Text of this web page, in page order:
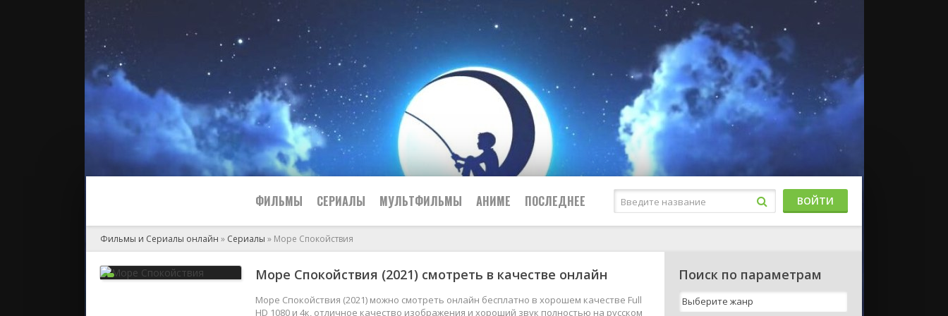
ФИЛЬМЫ
2024
Боевики
Военные
Мелодрамы
Приключения
СЕРИАЛЫ МУЛЬТФИЛЬМЫ АНИМЕ ПОСЛЕДНЕЕ
2024
ВОЙТИ
Фильмы и Сериалы онлайн » Сериалы » Море Спокойствия
Море Спокойствия (2021) смотреть в качестве онлайн
Море Спокойствия (2021) можно смотреть онлайн бесплатно в хорошем качестве Full
HD 1080 и 4к, отличное качество изображения и хороший звук полностью на русском
Поиск по параметрам